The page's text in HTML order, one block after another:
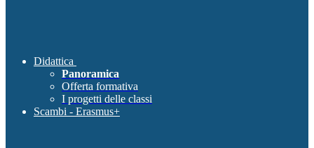
Didattica
Panoramica
Offerta formativa
I progetti delle classi
Scambi - Erasmus+